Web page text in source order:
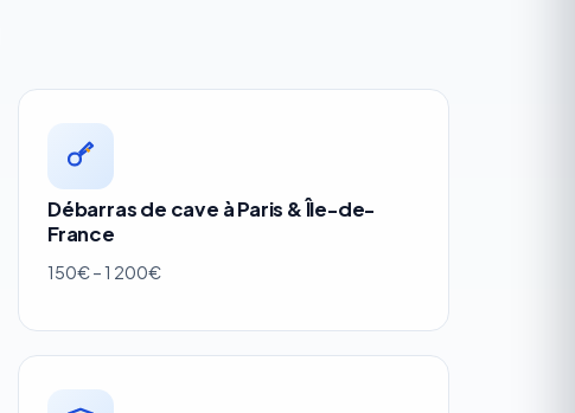
Débarras de cave à Paris & Île-de-
France
150€ – 1 200€